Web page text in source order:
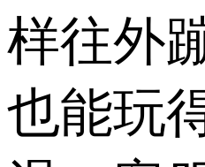
样往外
也能玩